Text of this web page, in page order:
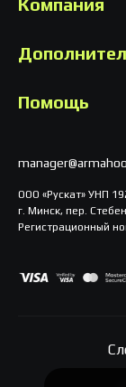
Помощь
ООО «Рускат» УНП
г. Минск, пер.
Регистрационный